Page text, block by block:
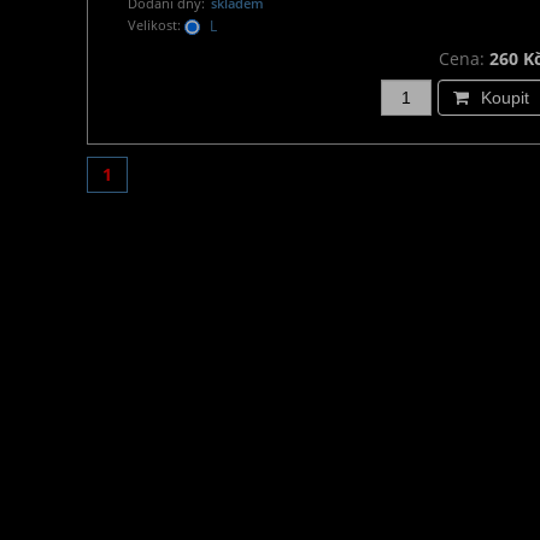
Velikost:
L
Cena: 260
Koupit
1